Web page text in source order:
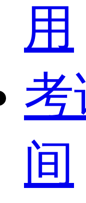
用
考
间